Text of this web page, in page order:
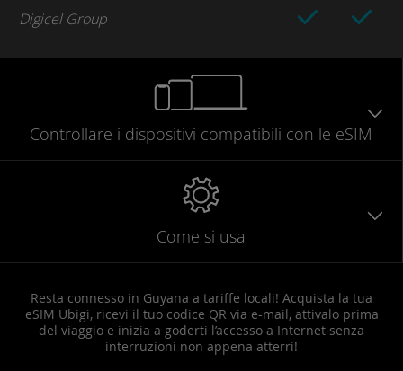
Digicel Group
Controllare i dispositivi compatibili con le eSIM
Come si usa
Resta connesso in Guyana a tariffe locali! Acquista la tua
eSIM Ubigi, ricevi il tuo codice QR via e-mail, attivalo prima
del viaggio e inizia a goderti l’accesso a Internet senza
interruzioni non appena atterri!